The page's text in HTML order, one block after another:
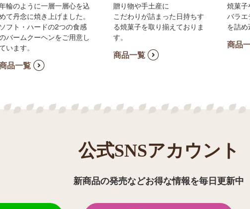
輪のように一層一層心を込
て丹念に焼き上げました。
ソフト・ハードの2つの食感
バームクーヘンをご用意し
ています。
品一覧
贈り物や手土産に
こだわりが詰まった日持ちす
る焼菓子を取り揃えておりま
す。
商品一覧
焼菓
バラエ
を詰め
商品
公式SNSアカウント
新商品の発売などお得な情報を毎日更新中